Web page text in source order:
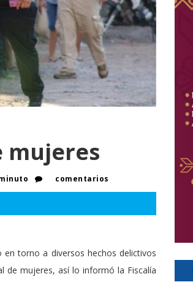
mujeres
comentarios
torno a diversos hechos delictivos
de mujeres, así lo informó la Fiscalía